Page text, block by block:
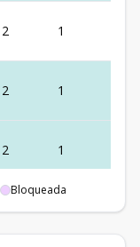
2 1
2 1
2 1
2 1 2
Bloqueada